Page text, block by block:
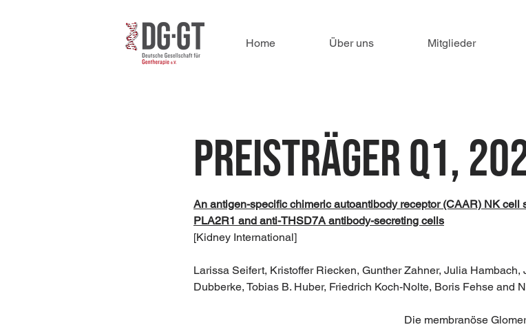
Home Über uns Mitglieder
Preisträger Q1,
An antigen-specific chimeric autoantibody receptor (CAAR) NK cell
PLA2R1 and anti-THSD7A antibody-secreting cells
[Kidney International]
Larissa Seifert, Kristoffer Riecken, Gunther Zahner, Julia Hambach,
Dubberke, Tobias B. Huber, Friedrich Koch-Nolte, Boris Fehse and
Die membranöse